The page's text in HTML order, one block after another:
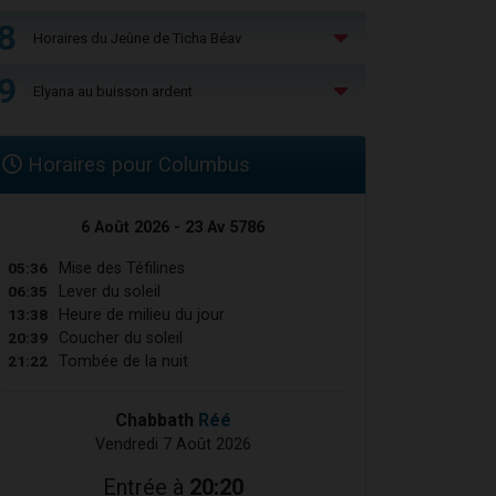
Horaires du Jeûne de Ticha Béav
Elyana au buisson ardent
Horaires pour Columbus
6 Août 2026 - 23 Av 5786
05:36 Mise des Téfilines
06:35 Lever du soleil
13:38 Heure de milieu du jour
20:39 Coucher du soleil
21:22 Tombée de la nuit
Chabbath Réé
Vendredi 7 Août 2026
Entrée à 20:20